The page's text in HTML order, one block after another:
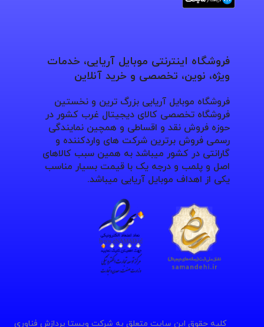
فروشگاه اینترنتی موبایل آریایی، خدمات
ویژه، نوین، تخصصی و خرید آنلاین
فروشگاه موبایل آریایی بزرگ ترین و نخستین
فروشگاه تخصصی کالای دیجیتال غرب کشور در
حوزه فروش نقد و اقساطی و همچین نمایندگی
رسمی فروش برترین شرکت های واردکننده و
گارانتی در کشور میباشد به همین سبب کالاهای
اصل و پلمب و درجه یک با قیمت بسیار مناسب
یکی از اهداف موبایل آریایی میباشد.
کلیه حقوق این سایت متعلق به شرکت ویستا پردازش فناوری